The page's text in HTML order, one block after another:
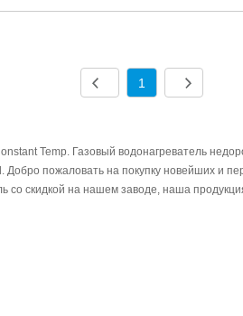
1
Temp. Газовый водонагреватель
Добро пожаловать на покупку новейших и
со скидкой на нашем заводе, наша